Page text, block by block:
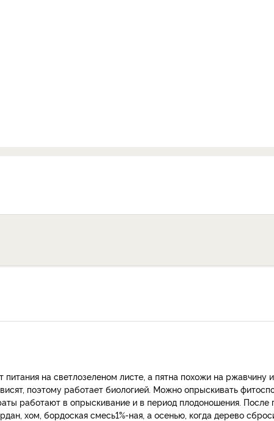
на светлозеленом листе, а пятна похожи на ржавчину
поэтому работает биологией. Можно опрыскивать
работают в опрыскивание и в период плодоношения. После
хом, бордоская смесь1%-ная, а осенью, когда дерево